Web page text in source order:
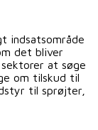
indsatsområde
det bliver
at søge
om tilskud til
til sprøjter,